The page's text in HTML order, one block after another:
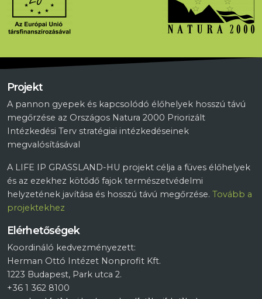
Projekt
A pannon gyepek és kapcsolódó élőhelyek hosszú távú
megőrzése az Országos Natura 2000 Priorizált
Intézkedési Terv stratégiai intézkedéseinek
megvalósításával
A LIFE IP GRASSLAND-HU projekt célja a füves élőhelyek
és az ezekhez kötődő fajok természetvédelmi
helyzetének javítása és hosszú távú megőrzése. Tovább a
projektekhez
Elérhetőségek
Koordináló kedvezményezett:
Herman Ottó Intézet Nonprofit Kft.
1223 Budapest, Park utca 2.
+36 1 362 8100